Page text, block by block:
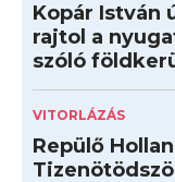
Kopár István
rajtol a
szóló
VITORLÁZÁS
Repülő